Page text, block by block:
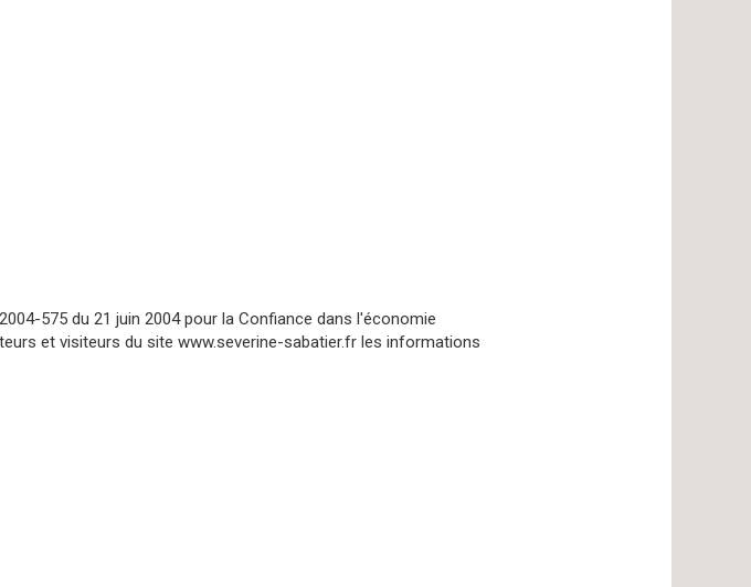
575 du 21 juin 2004 pour la Confiance dans l'économie
et visiteurs du site www.severine-sabatier.fr les informations